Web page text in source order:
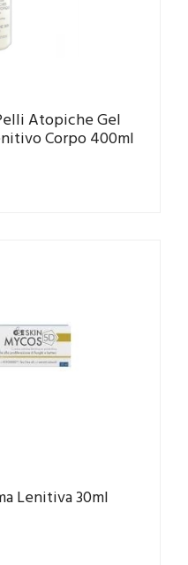
Atopiche Gel
Corpo 400ml
Lenitiva 30ml